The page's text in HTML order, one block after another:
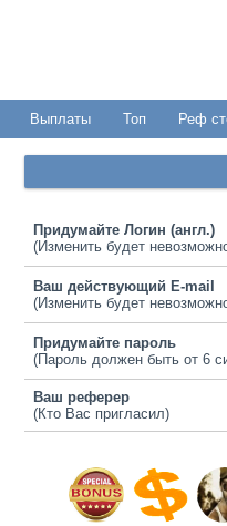
Выплаты Топ Реф
Придумайте Логин (англ.)
(Изменить будет
Ваш действующий E-mail
(Изменить будет
Придумайте пароль
(Пароль должен быть от 6
Ваш реферер
(Кто Вас пригласил)